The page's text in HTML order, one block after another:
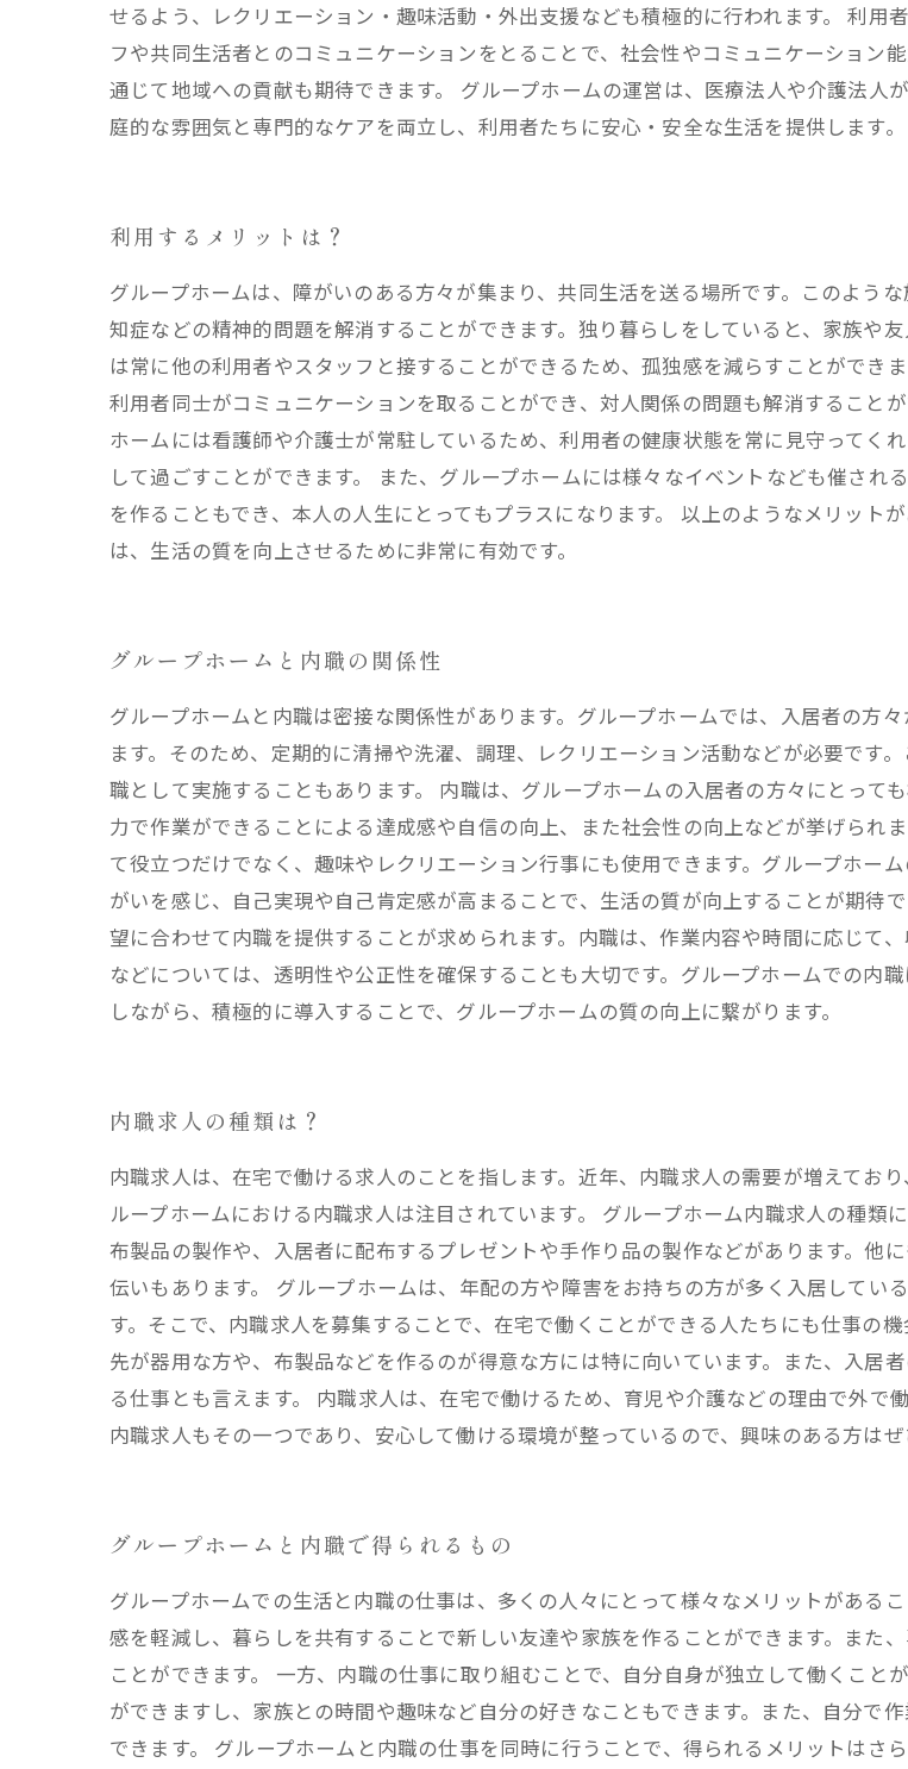
せるよう、レクリエーション・趣味活動・外出支援なども積極的に行われます。 利用
フや共同生活者とのコミュニケーションをとることで、社会性やコミュニケーション
通じて地域への貢献も期待できます。 グループホームの運営は、医療法人や介護法人
庭的な雰囲気と専門的なケアを両立し、利用者たちに安心・安全な生活を提供します。
利用するメリットは？
グループホームは、障がいのある方々が集まり、共同生活を送る場所です。このよう
知症などの精神的問題を解消することができます。独り暮らしをしていると、家族や
は常に他の利用者やスタッフと接することができるため、孤独感を減らすことができ
利用者同士がコミュニケーションを取ることができ、対人関係の問題も解消すること
ホームには看護師や介護士が常駐しているため、利用者の健康状態を常に見守ってく
して過ごすことができます。 また、グループホームには様々なイベントなども催さ
を作ることもでき、本人の人生にとってもプラスになります。 以上のようなメリット
は、生活の質を向上させるために非常に有効です。
グループホームと内職の関係性
グループホームと内職は密接な関係性があります。グループホームでは、入居者の方
ます。そのため、定期的に清掃や洗濯、調理、レクリエーション活動などが必要です
職として実施することもあります。 内職は、グループホームの入居者の方々にとって
力で作業ができることによる達成感や自信の向上、また社会性の向上などが挙げられ
て役立つだけでなく、趣味やレクリエーション行事にも使用できます。グループホー
がいを感じ、自己実現や自己肯定感が高まることで、生活の質が向上することが期待
望に合わせて内職を提供することが求められます。内職は、作業内容や時間に応じて
などについては、透明性や公正性を確保することも大切です。グループホームでの内
しながら、積極的に導入することで、グループホームの質の向上に繋がります。
内職求人の種類は？
内職求人は、在宅で働ける求人のことを指します。近年、内職求人の需要が増えてお
ループホームにおける内職求人は注目されています。 グループホーム内職求人の種類
布製品の製作や、入居者に配布するプレゼントや手作り品の製作などがあります。他
伝いもあります。 グループホームは、年配の方や障害をお持ちの方が多く入居してい
す。そこで、内職求人を募集することで、在宅で働くことができる人たちにも仕事の
先が器用な方や、布製品などを作るのが得意な方には特に向いています。また、入居
る仕事とも言えます。 内職求人は、在宅で働けるため、育児や介護などの理由で外
内職求人もその一つであり、安心して働ける環境が整っているので、興味のある方は
グループホームと内職で得られるもの
グループホームでの生活と内職の仕事は、多くの人々にとって様々なメリットがある
感を軽減し、暮らしを共有することで新しい友達や家族を作ることができます。また
ことができます。 一方、内職の仕事に取り組むことで、自分自身が独立して働くこと
ができますし、家族との時間や趣味など自分の好きなこともできます。また、自分で
できます。 グループホームと内職の仕事を同時に行うことで、得られるメリットはさ